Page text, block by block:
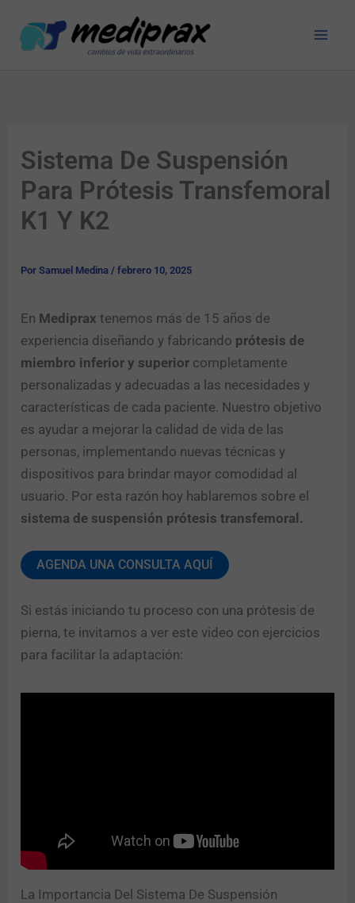
contenido
Sistema De Suspensión
Para Prótesis Transfemoral
K1 Y K2
PorSamuel Medina /febrero 10, 2025
En Mediprax tenemos más de 15 años de
experiencia diseñando y fabricando prótesis de
miembro inferior y superior completamente
personalizadas y adecuadas a las necesidades y
características de cada paciente. Nuestro objetivo
es ayudar a mejorar la calidad de vida de las
personas, implementando nuevas técnicas y
dispositivos para brindar mayor comodidad al
usuario. Por esta razón hoy hablaremos sobre el
sistema de suspensión prótesis transfemoral.
AGENDA UNA CONSULTA AQUÍ
Si estás iniciando tu proceso con una prótesis de
pierna, te invitamos a ver este video con ejercicios
para facilitar la adaptación:
La Importancia Del Sistema De Suspensión